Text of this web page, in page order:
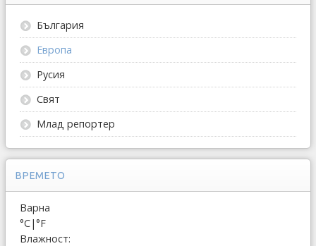
България
Европа
Русия
Свят
Млад репортер
ВРЕМЕТО
Варна
°C|°F
Влажност: